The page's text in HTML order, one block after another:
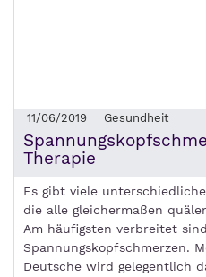
11/06/2019 Gesundheit
Therapie
Es gibt viele
die alle gleichermaßen
Am häufigsten verbreitet sind
Spannungskopfschmerzen.
Deutsche wird gelegentlich